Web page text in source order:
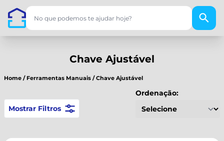
Chave Ajustável
Home / Ferramentas Manuais /Chave Ajustável
Mostrar Filtros
Ordenação: